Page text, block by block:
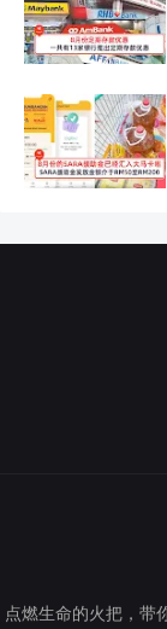
点燃生命的火把，带